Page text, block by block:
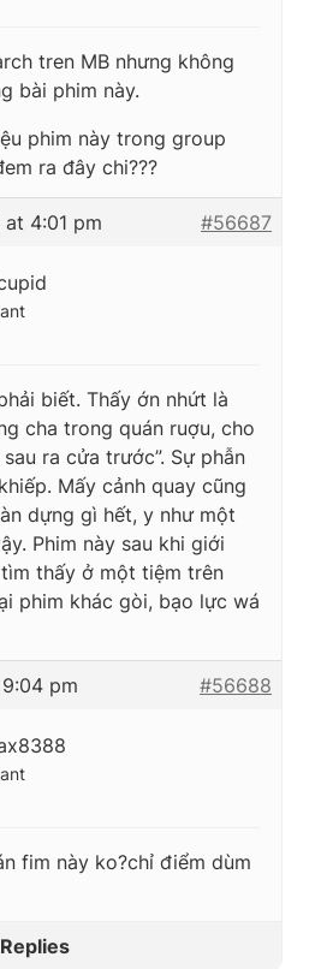
tren MB nhưng không
bài phim này.
phim này trong group
ra đây chi???
4:01 pm #56687
biết. Thấy ớn nhứt là
cha trong quán ruợu, cho
ra cửa trước”. Sự phẫn
Mấy cảnh quay cũng
dựng gì hết, y như một
Phim này sau khi giới
thấy ở một tiệm trên
phim khác gòi, bạo lực wá
pm #56688
fim này ko?chỉ điểm dùm
Replies